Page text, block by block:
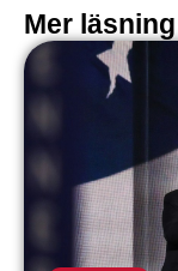
Mer läsning